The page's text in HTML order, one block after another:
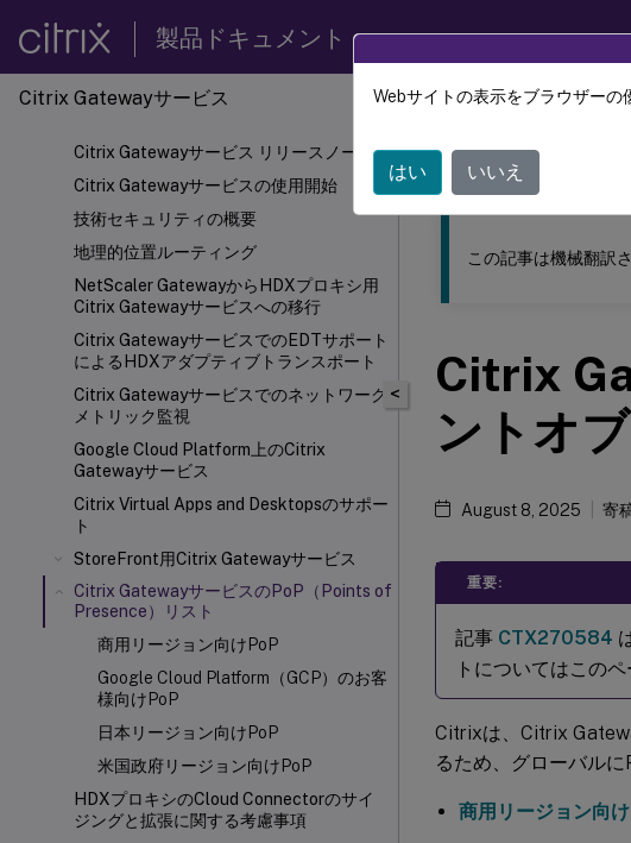
製品ドキュメント
Citrix Gatewayサービス
Citrix Gatewayサービス リリースノート
Citrix Gatewayサービスの使用開始
技術セキュリティの概要
地理的位置ルーティング
NetScalerGatewayからHDXプロキシ用
Citrix Gatewayサービスへの移行
Citrix GatewayサービスでのEDTサポート
によるHDXアダプティブトランスポート
Citrix Gatewayサービスでのネットワーク
メトリック監視
Google Cloud Platform上のCitrix
Gatewayサービス
Citrix Virtual Apps and Desktopsのサポー
ト
StoreFront用Citrix Gatewayサービス
Citrix GatewayサービスのPoP（Points of
Presence）リスト
商用リージョン向けPoP
Google Cloud Platform（GCP）のお客
様向けPoP
日本リージョン向けPoP
米国政府リージョン向けPoP
HDXプロキシのCloud Connectorのサイ
ジングと拡張に関する考慮事項
このコンテンツは動的に機械
Citrix Gatewayサービス
<
この記事は機械翻訳
Citrix
ントオ
August 8, 2025 寄
重要:
記事 CTX270584
トについてはこの
Citrixは、Citrix
るため、グローバル
商用リージョン向
Webサイトの表示をブラウザーの
はい いいえ